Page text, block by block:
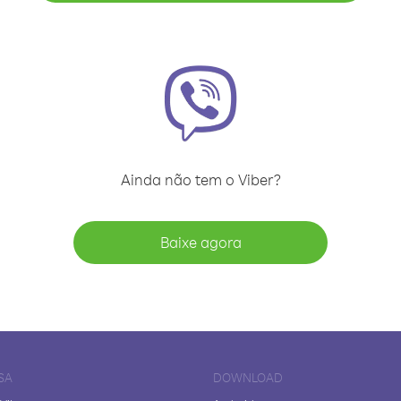
Ainda não tem o Viber?
Baixe agora
DOWNLOAD